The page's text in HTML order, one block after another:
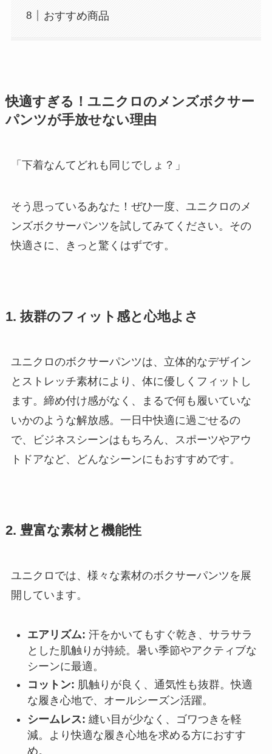
おすすめ商品
快適すぎる！ユニクロのメンズボクサー
パンツが手放せない理由
「下着なんてどれも同じでしょ？」
そう思っているあなた！ぜひ一度、ユニクロのメ
ンズボクサーパンツを試してみてください。その
快適さに、きっと驚くはずです。
1. 抜群のフィット感と心地よさ
ユニクロのボクサーパンツは、立体的なデザイン
とストレッチ素材により、体に優しくフィットし
ます。締め付け感がなく、まるで何も履いていな
いかのような解放感。一日中快適に過ごせるの
で、ビジネスシーンはもちろん、スポーツやアウ
トドアなど、どんなシーンにもおすすめです。
2. 豊富な素材と機能性
ユニクロでは、様々な素材のボクサーパンツを展
開しています。
エアリズム: 汗をかいてもすぐ乾き、サラサラ
とした肌触りが持続。暑い季節やアクティブな
シーンに最適。
コットン: 肌触りが良く、通気性も抜群。快適
な履き心地で、オールシーズン活躍。
シームレス: 縫い目が少なく、ゴワつきを軽
減。より快適な履き心地を求める方におすす
め。